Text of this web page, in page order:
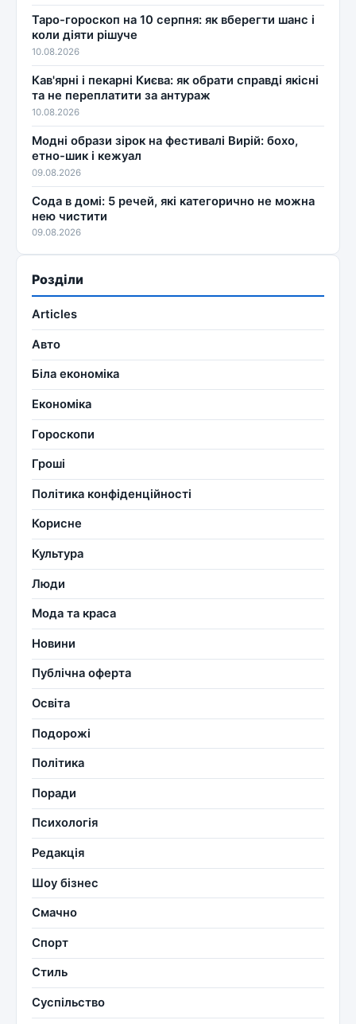
Таро-гороскоп на 10 серпня: як вберегти шанс і
коли діяти рішуче
10.08.2026
Кав'ярні і пекарні Києва: як обрати справді якісні
та не переплатити за антураж
10.08.2026
Модні образи зірок на фестивалі Вирій: бохо,
етно-шик і кежуал
09.08.2026
Сода в домі: 5 речей, які категорично не можна
нею чистити
09.08.2026
Розділи
Articles
Авто
Біла економіка
Економіка
Гороскопи
Гроші
Політика конфіденційності
Корисне
Культура
Люди
Мода та краса
Новини
Публічна оферта
Освіта
Подорожі
Політика
Поради
Психологія
Редакція
Шоу бізнес
Смачно
Спорт
Стиль
Суспільство